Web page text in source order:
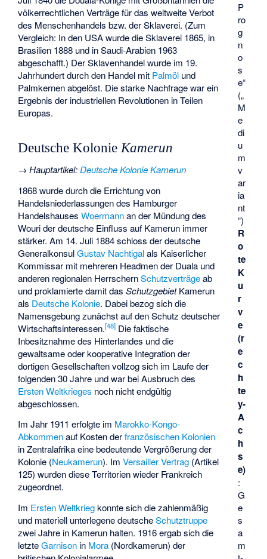
P
ro
g
n
o
s
e“
(„
M
e
di
u
m
v
ar
ia
nt
“)
R
o
te
K
u
r
v
e
(r
e
c
h
te
y-
A
c
h
s
e)
:
G
e
s
a
m
völkerrechtlichen Verträge für das weltweite Verbot
des Menschenhandels bzw. der Sklaverei. (Zum
Vergleich: In den USA wurde die Sklaverei 1865, in
Brasilien 1888 und in Saudi-Arabien 1963
abgeschafft.) Der Sklavenhandel wurde im 19.
Jahrhundert durch den Handel mit Palmöl und
Palmkernen abgelöst. Die starke Nachfrage war ein
Ergebnis der industriellen Revolutionen in Teilen
Europas.
Deutsche Kolonie Kamerun
→Hauptartikel:Deutsche Kolonie Kamerun
1868 wurde durch die Errichtung von
Handelsniederlassungen des Hamburger
HandelshausesWoermannan der Mündung des
Wouri der deutsche Einfluss auf Kamerun immer
stärker. Am 14. Juli 1884 schloss der deutsche
GeneralkonsulGustav Nachtigalals Kaiserlicher
Kommissar mit mehreren Headmen der Duala und
anderen regionalen HerrschernSchutzverträgeab
und proklamierte damit dasSchutzgebietKamerun
als Deutsche Kolonie. Dabei bezog sich die
Namensgebung zunächst auf den Schutz deutscher
Wirtschaftsinteressen.[48] Die faktische
Inbesitznahme des Hinterlandes und die
gewaltsame oder kooperative Integration der
dortigen Gesellschaften vollzog sich im Laufe der
folgenden 30 Jahre und war bei Ausbruch des
Ersten Weltkrieges noch nicht endgültig
abgeschlossen.
Im Jahr 1911 erfolgte im Marokko-Kongo-
Abkommenauf Kosten derfranzösischen Kolonien
in Zentralafrika eine bedeutende Vergrößerung der
Kolonie (Neukamerun). ImVersailler Vertrag (Artikel
125) wurden diese Territorien wieder Frankreich
zugeordnet.
Im Ersten Weltkriegkonnte sich die zahlenmäßig
und materiell unterlegene deutscheSchutztruppe
zwei Jahre in Kamerun halten. 1916 ergab sich die
letzteGarnison in Mora (Nordkamerun) der